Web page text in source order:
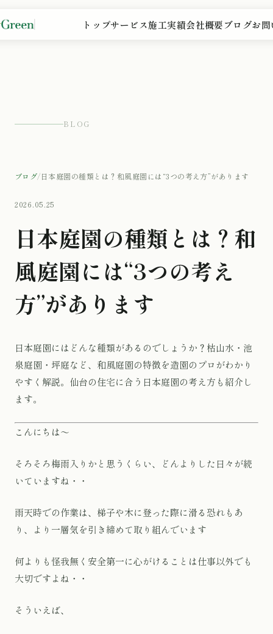
トップサービス施工実績会社概要ブログお
BLOG
ブログ/日本庭園の種類とは？和風庭園には“3つの考え方”があります
2026.05.25
日本庭園の種類とは？和
風庭園には“3つの考え
方”があります
日本庭園にはどんな種類があるのでしょうか？枯山水・池
泉庭園・坪庭など、和風庭園の特徴を造園のプロがわかり
やすく解説。仙台の住宅に合う日本庭園の考え方も紹介し
ます。
こんにちは〜
そろそろ梅雨入りかと思うくらい、どんよりした日々が続
いていますね・・
雨天時での作業は、梯子や木に登った際に滑る恐れもあ
り、より一層気を引き締めて取り組んでいます
何よりも怪我無く安全第一に心がけることは仕事以外でも
大切ですよね・・
そういえば、